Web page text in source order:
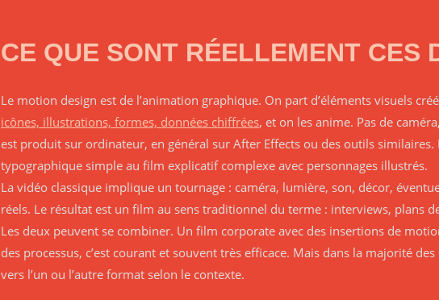
CE QUE SONT RÉELLEMENT CES
Le motion design est de l’animation graphique. On part d’éléments visuels
icônes, illustrations, formes, données chiffrées, et on les anime. Pas de
est produit sur ordinateur, en général sur After Effects ou des outils similaires.
typographique simple au film explicatif complexe avec personnages illustrés.
La vidéo classique implique un tournage : caméra, lumière, son, décor,
réels. Le résultat est un film au sens traditionnel du terme : interviews, plans
Les deux peuvent se combiner. Un film corporate avec des insertions de
des processus, c’est courant et souvent très efficace. Mais dans la majorité
vers l’un ou l’autre format selon le contexte.